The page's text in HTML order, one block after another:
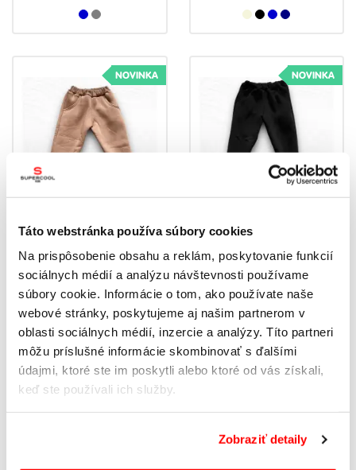
Táto webstránka používa súbory cookies
Na prispôsobenie obsahu a reklám, poskytovanie funkcií
sociálnych médií a analýzu návštevnosti používame
súbory cookie. Informácie o tom, ako používate naše
webové stránky, poskytujeme aj našim partnerom v
oblasti sociálnych médií, inzercie a analýzy. Títo partneri
môžu príslušné informácie skombinovať s ďalšími
údajmi, ktoré ste im poskytli alebo ktoré od vás získali,
keď ste používali ich služby.
Zobraziť detaily
NOVINKA
CHLAPČENSKÉ TERMO
TEPLÁKY ZATEPLENÉ
14,99 €
SKLADOM
NOVINKA
CHLAPČENSKÉ TERMO
TEPLÁKY ZATEPLENÉ
14,99€
SKLADOM
NOVINKA NOVINKA